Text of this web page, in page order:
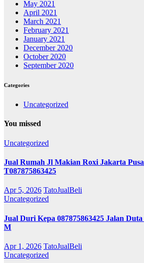
May 2021
April 2021
March 2021
February 2021
January 2021
December 2020
October 2020
September 2020
Categories
Uncategorized
You missed
Uncategorized
Jual Rumah Jl Makian Roxi Jakarta
T087875863425
Apr 5, 2026 TatoJualBeli
Uncategorized
Jual Duri Kepa 087875863425 Jalan
M
Apr 1, 2026 TatoJualBeli
Uncategorized